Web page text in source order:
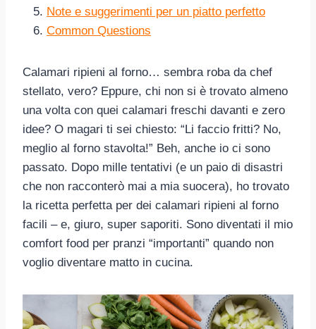
Note e suggerimenti per un piatto perfetto
Common Questions
Calamari ripieni al forno… sembra roba da chef
stellato, vero? Eppure, chi non si è trovato almeno
una volta con quei calamari freschi davanti e zero
idee? O magari ti sei chiesto: “Li faccio fritti? No,
meglio al forno stavolta!” Beh, anche io ci sono
passato. Dopo mille tentativi (e un paio di disastri
che non racconterò mai a mia suocera), ho trovato
la ricetta perfetta per dei calamari ripieni al forno
facili – e, giuro, super saporiti. Sono diventati il mio
comfort food per pranzi “importanti” quando non
voglio diventare matto in cucina.